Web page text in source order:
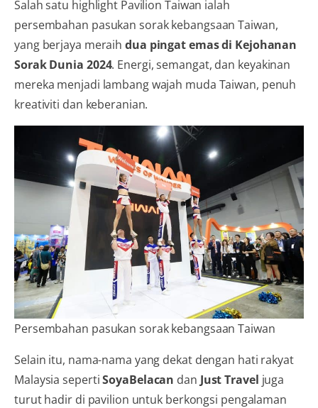
Salah satu highlight Pavilion Taiwan ialah
persembahan pasukan sorak kebangsaan Taiwan,
yang berjaya meraih dua pingat emas di Kejohanan
Sorak Dunia 2024. Energi, semangat, dan keyakinan
mereka menjadi lambang wajah muda Taiwan, penuh
kreativiti dan keberanian.
Persembahan pasukan sorak kebangsaan Taiwan
Selain itu, nama-nama yang dekat dengan hati rakyat
Malaysia sepertiSoyaBelacan dan Just Travel juga
turut hadir di pavilion untuk berkongsi pengalaman